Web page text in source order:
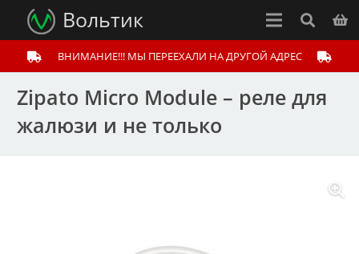
Вольтик
ВНИМАНИЕ!!! МЫ ПЕРЕЕХАЛИ НА ДРУГОЙ АДРЕС
Zipato Micro Module – реле для
жалюзи и не только